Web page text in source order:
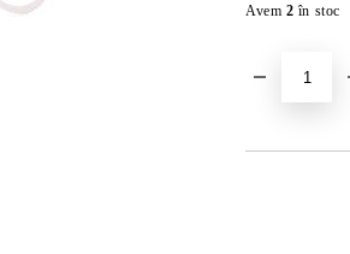
Avem 2 în stoc